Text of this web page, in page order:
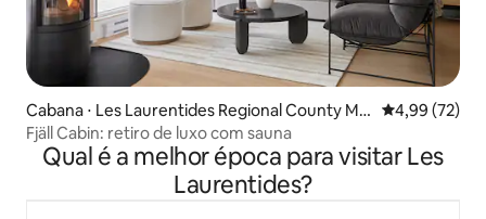
Cabana ⋅ Les Laurentides Regional County Mu
nicipality
4,99 de uma
4,99 (72)
Fjäll Cabin: retiro de luxo com sauna
Qual é a melhor época para visitar Les
Laurentides?